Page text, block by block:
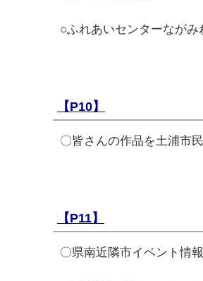
○ふれあいセンターながみ
【P10】
〇皆さんの作品を土浦市
【P11】
〇県南近隣市イベント情報